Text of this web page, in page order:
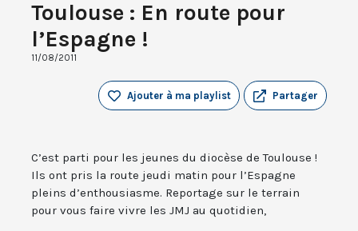
Toulouse : En route pour
l’Espagne !
11/08/2011
Partager
Ajouter à ma playlist
C’est parti pour les jeunes du diocèse de Toulouse !
Ils ont pris la route jeudi matin pour l’Espagne
pleins d’enthousiasme. Reportage sur le terrain
pour vous faire vivre les JMJ au quotidien,